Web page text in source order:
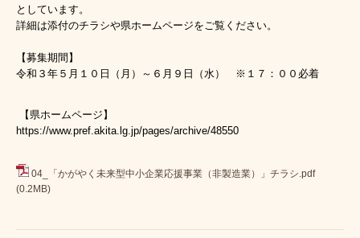
としています。
詳細は添付のチラシや県ホームページをご覧ください。
【募集期間】
令和３年５月１０日（月）～６月９日（水） ※１７：００必着
【県ホームページ】
https://www.pref.akita.lg.jp/pages/archive/48550
04_「かがやく未来型中小企業応援事業（非製造業）」チラシ.pdf
(0.2MB)